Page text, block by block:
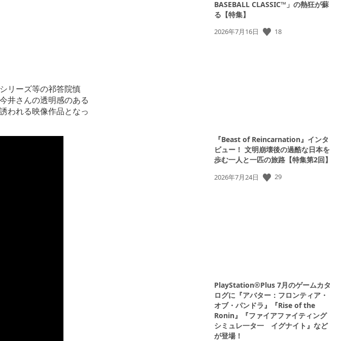
リーズ等の祁答院慎
井さんの透明感のある
われる映像作品となっ
BASEBALL CLASSIC™」の熱狂が蘇
る【特集】
公
2026年7月16日 18
『Beast of Reincarnation』インタ
ビュー！ 文明崩壊後の過酷な日本を
歩む一人と一匹の旅路【特集第2回】
公
2026年7月24日 29
PlayStation®Plus 7月のゲームカタ
ログに『アバター：フロンティア・
オブ・パンドラ』『Rise of the
Ronin』『ファイアファイティング
シミュレ一タ一 イグナイト』など
が登場！